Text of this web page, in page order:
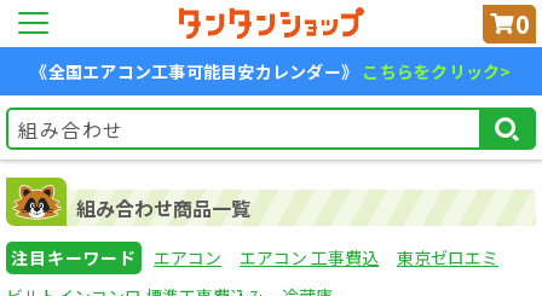
0
《全国エアコン工事可能目安カレンダー》 こちらをクリック>
組み合わせ商品一覧
注目キーワード エアコン エアコン 工事費込
東京ゼロエミ